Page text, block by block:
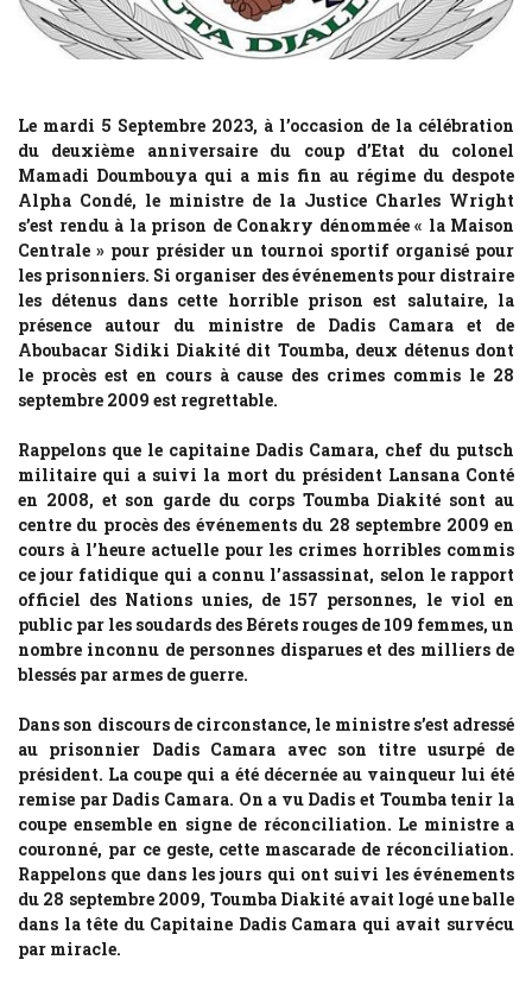
Le mardi 5 Septembre 2023, à l’occasion de la célébration
du deuxième anniversaire du coup d’Etat du colonel
Mamadi Doumbouya qui a mis fin au régime du despote
Alpha Condé, le ministre de la Justice Charles Wright
s’est rendu à la prison de Conakry dénommée « la Maison
Centrale » pour présider un tournoi sportif organisé pour
les prisonniers. Si organiser des événements pour distraire
les détenus dans cette horrible prison est salutaire, la
présence autour du ministre de Dadis Camara et de
Aboubacar Sidiki Diakité dit Toumba, deux détenus dont
le procès est en cours à cause des crimes commis le 28
septembre 2009 est regrettable.
Rappelons que le capitaine Dadis Camara, chef du putsch
militaire qui a suivi la mort du président Lansana Conté
en 2008, et son garde du corps Toumba Diakité sont au
centre du procès des événements du 28 septembre 2009 en
cours à l’heure actuelle pour les crimes horribles commis
ce jour fatidique qui a connu l’assassinat, selon le rapport
officiel des Nations unies, de 157 personnes, le viol en
public par les soudards des Bérets rouges de 109 femmes, un
nombre inconnu de personnes disparues et des milliers de
blessés par armes de guerre.
Dans son discours de circonstance, le ministre s’est adressé
au prisonnier Dadis Camara avec son titre usurpé de
président. La coupe qui a été décernée au vainqueur lui été
remise par Dadis Camara. On a vu Dadis et Toumba tenir la
coupe ensemble en signe de réconciliation. Le ministre a
couronné, par ce geste, cette mascarade de réconciliation.
Rappelons que dans les jours qui ont suivi les événements
du 28 septembre 2009, Toumba Diakité avait logé une balle
dans la tête du Capitaine Dadis Camara qui avait survécu
par miracle.